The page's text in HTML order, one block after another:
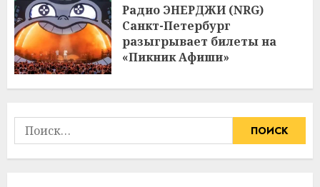
Радио ЭНЕРДЖИ (NRG)
Санкт-Петербург
разыгрывает билеты на
«Пикник Афиши»
Найти: